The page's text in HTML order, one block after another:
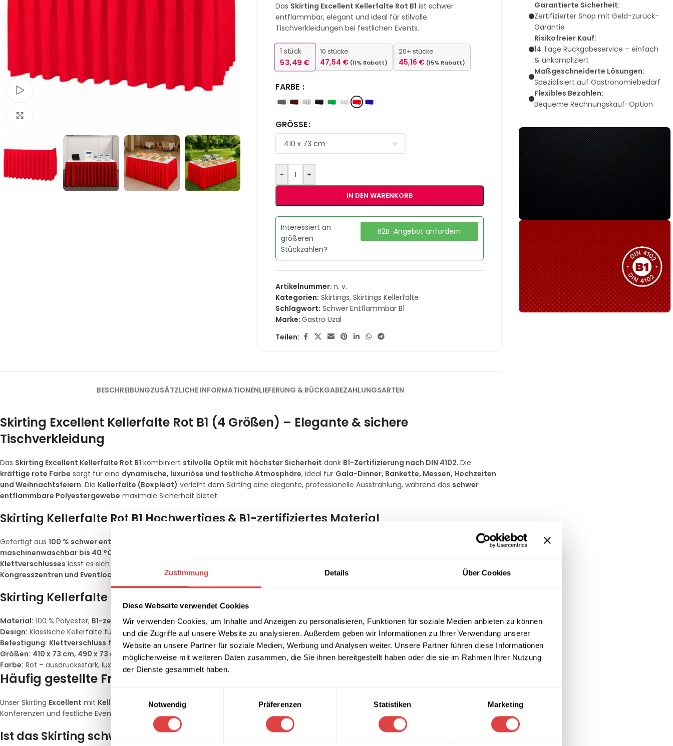
Zustimmung Details Über Cookies
Diese Webseite verwendet Cookies
Wir verwenden Cookies, um Inhalte und Anzeigen zu personalisieren, Funktionen für soziale Medien anbieten zu können
und die Zugriffe auf unsere Website zu analysieren. Außerdem geben wir Informationen zu Ihrer Verwendung unserer
Website an unsere Partner für soziale Medien, Werbung und Analysen weiter. Unsere Partner führen diese Informationen
möglicherweise mit weiteren Daten zusammen, die Sie ihnen bereitgestellt haben oder die sie im Rahmen Ihrer Nutzung
der Dienste gesammelt haben.
Notwendig
Präferenzen Statistiken Marketing
Das Skirting Excellent Kellerfalte Rot B1 ist schwer
entflammbar, elegant und ideal für stilvolle
Tischverkleidungen bei festlichen Events.
1 stück
53,49€
10 stücke
47,54 € (11% Rabatt)
20+ stücke
45,16 € (15% Rabatt)
FARBE
GRÖSSE
- +
IN DEN WARENKORB
Interessiert an
größeren
Stückzahlen?
B2B-Angebot anfordern
Artikelnummer:n. v.
Kategorien: Skirtings, Skirtings Kellerfalte
Schlagwort: Schwer Entflammbar B1
Marke:Gastro Uzal
Teilen:
BESCHREIBUNGZUSÄTZLICHE INFORMATIONENLIEFERUNG & RÜCKGABEZAHLUNGSARTEN
Skirting Excellent Kellerfalte Rot B1 (4 Größen) – Elegante & sichere
Tischverkleidung
Das Skirting Excellent Kellerfalte Rot B1 kombiniert stilvolle Optik mit höchster Sicherheit dank B1-Zertifizierung nach DIN 4102. Die
kräftige rote Farbe sorgt für eine dynamische, luxuriöse und festliche Atmosphäre, ideal für Gala-Dinner, Bankette, Messen, Hochzeiten
und Weihnachtsfeiern. Die Kellerfalte (Boxpleat) verleiht dem Skirting eine elegante, professionelle Ausstrahlung, während das schwer
entflammbare Polyestergewebe maximale Sicherheit bietet.
Skirting Kellerfalte Rot B1 Hochwertiges & B1-zertifiziertes Material
Gefertigt aus 100 % schwer entflammbarem Polyester
maschinenwaschbar bis 40 °C
Klettverschlusses lässt es sich
Kongresszentren und Eventlocations
Skirting Kellerfalte Rot B1 Produktdetails:
Material: 100 % Polyester, B1-zertifiziertnach DIN 4102
Design: Klassische Kellerfalte für eine stilvolle Optik
Befestigung: Klettverschluss für einfache und schnelle Montage
Größen: 410 x 73 cm, 490 x 73 cm, 520 x 73 cm, 580 x 73 cm
Farbe: Rot – ausdrucksstark, luxuriös und festlich
Häufig gestellte Fragen (FAQ) – Skirting Excellent Kellerfalte, Rot B1
Unser Skirting Excellent mit Kellerfalte (Boxpleat)ist schwer entflammbar nach DIN 4102 B1
– ideal für Hotels, Restaurants, Messen,
Konferenzen und festliche Events.
Ist das Skirting schwer entflammbar (B1)?
Garantierte Sicherheit:
Zertifizierter Shop mit Geld-zurück-
Garantie
Risikofreier Kauf:
14 Tage Rückgabeservice – einfach
& unkompliziert
Maßgeschneiderte Lösungen:
Spezialisiert auf Gastronomiebedarf
Flexibles Bezahlen:
Bequeme Rechnungskauf-Option
Sie haben nicht das passende
Produkt gefunden?
Wir helfen Ihnen gerne weiter!